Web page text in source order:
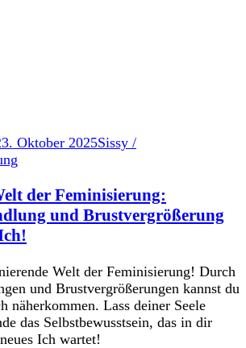
Oktober 2025Sissy /
der Feminisierung:
und Brustvergrößerung
Welt der Feminisierung! Durch
und Brustvergrößerungen kannst du
näherkommen. Lass deiner Seele
das Selbstbewusstsein, das in dir
Ich wartet!